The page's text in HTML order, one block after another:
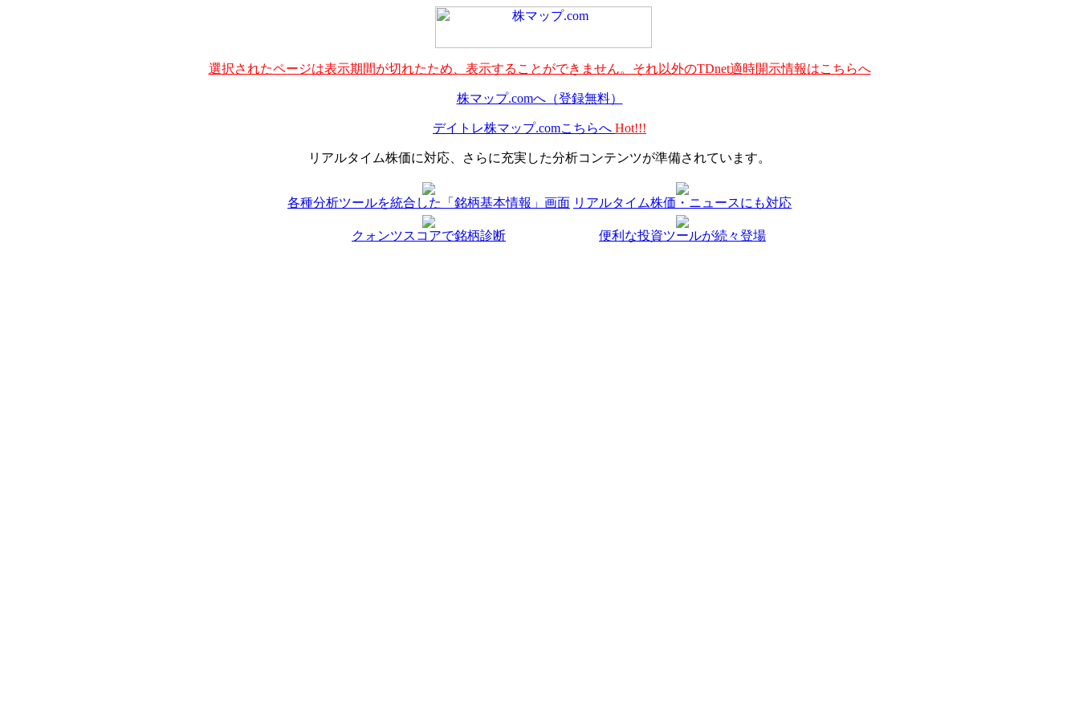
選択されたページは表示期間が切れたため、表示することができません。それ以外のTDnet適時開示情報はこちらへ
株マップ.comへ（登録無料）
デイトレ株マップ.comこちらへ Hot!!!
リアルタイム株価に対応、さらに充実した分析コンテンツが準備されています。
各種分析ツールを統合した「銘柄基本情報」画面 リアルタイム株価・ニュースにも対応
クォンツスコアで銘柄診断 便利な投資ツールが続々登場